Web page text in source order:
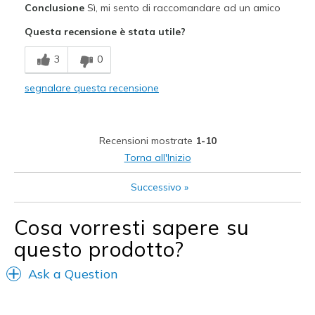
ConclusioneSì, mi sento di raccomandare ad un amico
Questa recensione è stata utile?
3 0
segnalare questa recensione
Recensioni mostrate 1-10
Torna all'Inizio
Successivo »
Cosa vorresti sapere su
questo prodotto?
Ask a Question